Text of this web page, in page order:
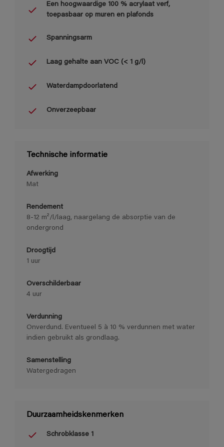
Een hoogwaardige 100 % acrylaat verf,
toepasbaar op muren en plafonds
Spanningsarm
Laag gehalte aan VOC (< 1 g/l)
Waterdampdoorlatend
Onverzeepbaar
Technische informatie
Afwerking
Mat
Rendement
8-12 m²/l/laag, naargelang de absorptie van de
ondergrond
Droogtijd
1 uur
Overschilderbaar
4 uur
Verdunning
Onverdund. Eventueel 5 à 10 % verdunnen met water
indien gebruikt als grondlaag.
Samenstelling
Watergedragen
Duurzaamheidskenmerken
Schrobklasse 1